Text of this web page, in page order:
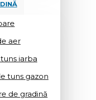
aer
iarba
tuns gazon
de gradină